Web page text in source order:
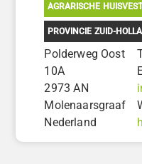
AGRARISCHE
PROVINCIE ZUID-
Polderweg Oost
10A
2973 AN
Molenaarsgraaf
Nederland